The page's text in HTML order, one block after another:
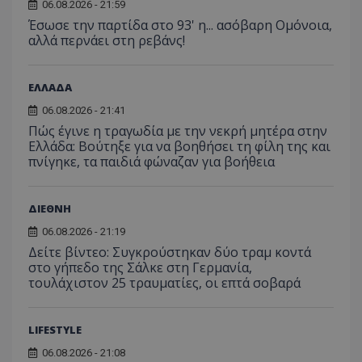
06.08.2026 - 21:59
Έσωσε την παρτίδα στο 93' η... ασόβαρη Ομόνοια,
αλλά περνάει στη ρεβάνς!
ΕΛΛΑΔΑ
06.08.2026 - 21:41
Πώς έγινε η τραγωδία με την νεκρή μητέρα στην
Ελλάδα: Βούτηξε για να βοηθήσει τη φίλη της και
πνίγηκε, τα παιδιά φώναζαν για βοήθεια
ΔΙΕΘΝΗ
06.08.2026 - 21:19
Δείτε βίντεο: Συγκρούστηκαν δύο τραμ κοντά
στο γήπεδο της Σάλκε στη Γερμανία,
τουλάχιστον 25 τραυματίες, οι επτά σοβαρά
LIFESTYLE
06.08.2026 - 21:08
VISITOR_PRIVACY_METADATA
.youtube.com